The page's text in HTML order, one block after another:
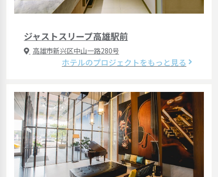
ジャストスリープ高雄駅前
高雄市新兴区中山一路280号
ホテルのプロジェクトをもっと見る